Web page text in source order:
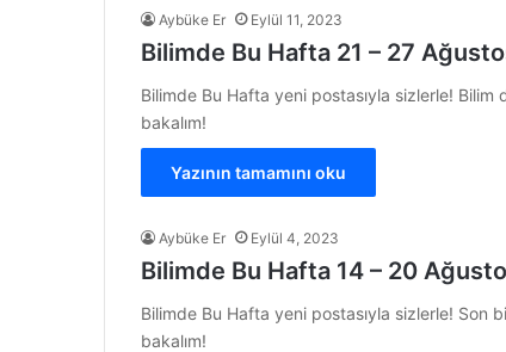
Aybüke Er Eylül 11, 2023
Bilimde Bu Hafta 21 – 27
Bilimde Bu Hafta yeni postasıyla sizlerle!
bakalım!
Yazının tamamını oku
Aybüke Er Eylül 4, 2023
Bilimde Bu Hafta 14 – 20
Bilimde Bu Hafta yeni postasıyla sizlerle! Son
bakalım!